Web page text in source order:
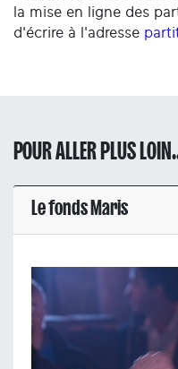
la mise en ligne des
d'écrire à l'adresse
POUR ALLER PLUS
Le fonds Maris